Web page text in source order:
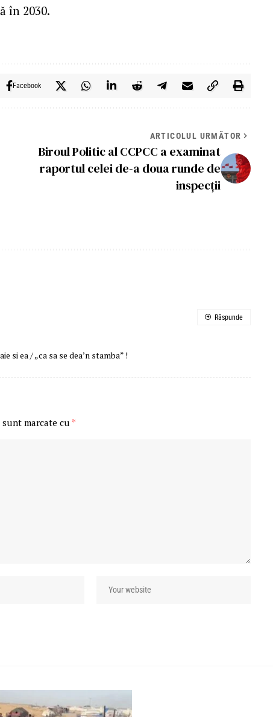
în 2030.
Facebook
ARTICOLUL URMĂTOR
Biroul Politic al CCPCC a examinat
raportul celei de-a doua runde de
inspecţii
si ea / „ca sa se dea’n stamba” !
Răspunde
marcate cu *